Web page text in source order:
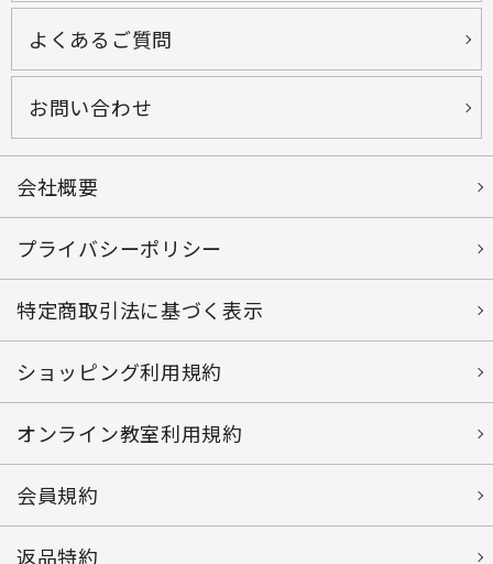
よくあるご質問
お問い合わせ
会社概要
プライバシーポリシー
特定商取引法に基づく表示
ショッピング利用規約
オンライン教室利用規約
会員規約
返品特約